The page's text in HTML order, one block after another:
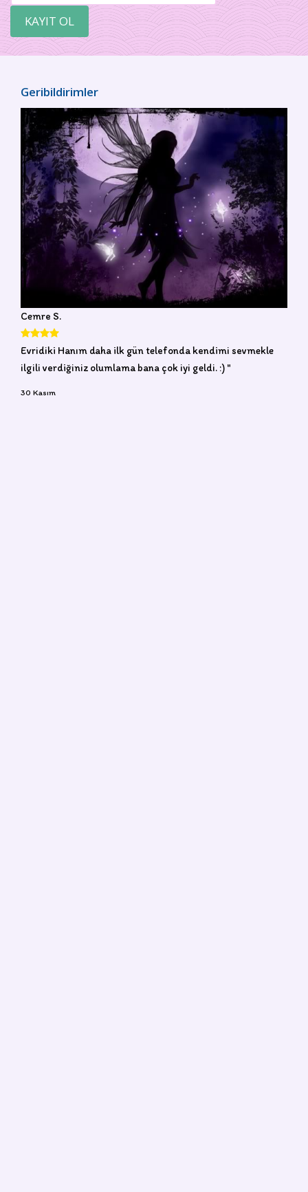
Geribildirimler
Cemre S.
Evridiki Hanım daha ilk gün telefonda kendimi sevmekle
ilgili verdiğiniz olumlama bana çok iyi geldi. :) "
30 Kasım